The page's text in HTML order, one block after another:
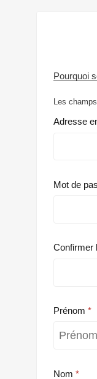
Pourquoi
Les
Adresse
Mot de
Confirmer
Prénom
Nom